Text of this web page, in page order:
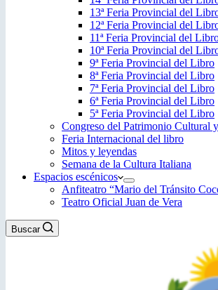
13ª Feria Provincial del
12ª Feria Provincial del
11ª Feria Provincial del
10ª Feria Provincial del
9ª Feria Provincial del Libro
8ª Feria Provincial del Libro
7ª Feria Provincial del Libro
6ª Feria Provincial del Libro
5ª Feria Provincial del Libro
Congreso del Patrimonio Cultural
Feria Internacional del libro
Mitos y leyendas
Semana de la Cultura Italiana
Espacios escénicos
Anfiteatro “Mario del Tránsito
Teatro Oficial Juan de Vera
Buscar